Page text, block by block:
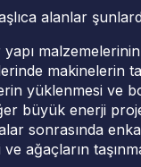
alanlar
makinelerin
yüklenmesi ve
büyük enerji
sonrasında
ağaçların